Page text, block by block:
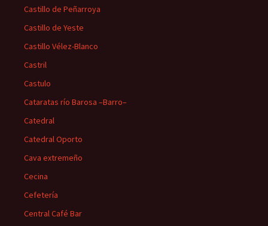
Castillo de Peñarroya
Castillo de Yeste
Castillo Vélez-Blanco
Castril
Castulo
Cataratas río Barosa –Barro–
Catedral
Catedral Oporto
Cava extremeño
Cecina
Cefetería
Central Café Bar